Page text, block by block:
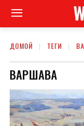
ДОМОЙ ТЕГИ
ВАРШАВА